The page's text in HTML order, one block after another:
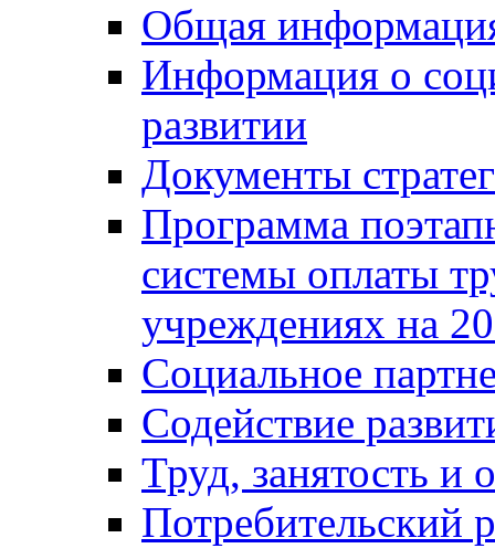
Общая
Информация о
развитии
Документы
Программа
системы оплаты
учреждениях на
Социальное
Содействие
Труд, занятость и
Потребительский